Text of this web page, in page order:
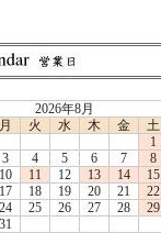
2026年8月
月 火 水 木 金
土
1
3 4 5 6 7
8
10 11 12 13 14
15
17 18 19 20 21
22
24 25 26 27 28
29
31